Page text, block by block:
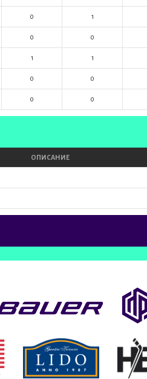
0 1
0 0
1 1
0 0
0 0
ОПИСАНИЕ